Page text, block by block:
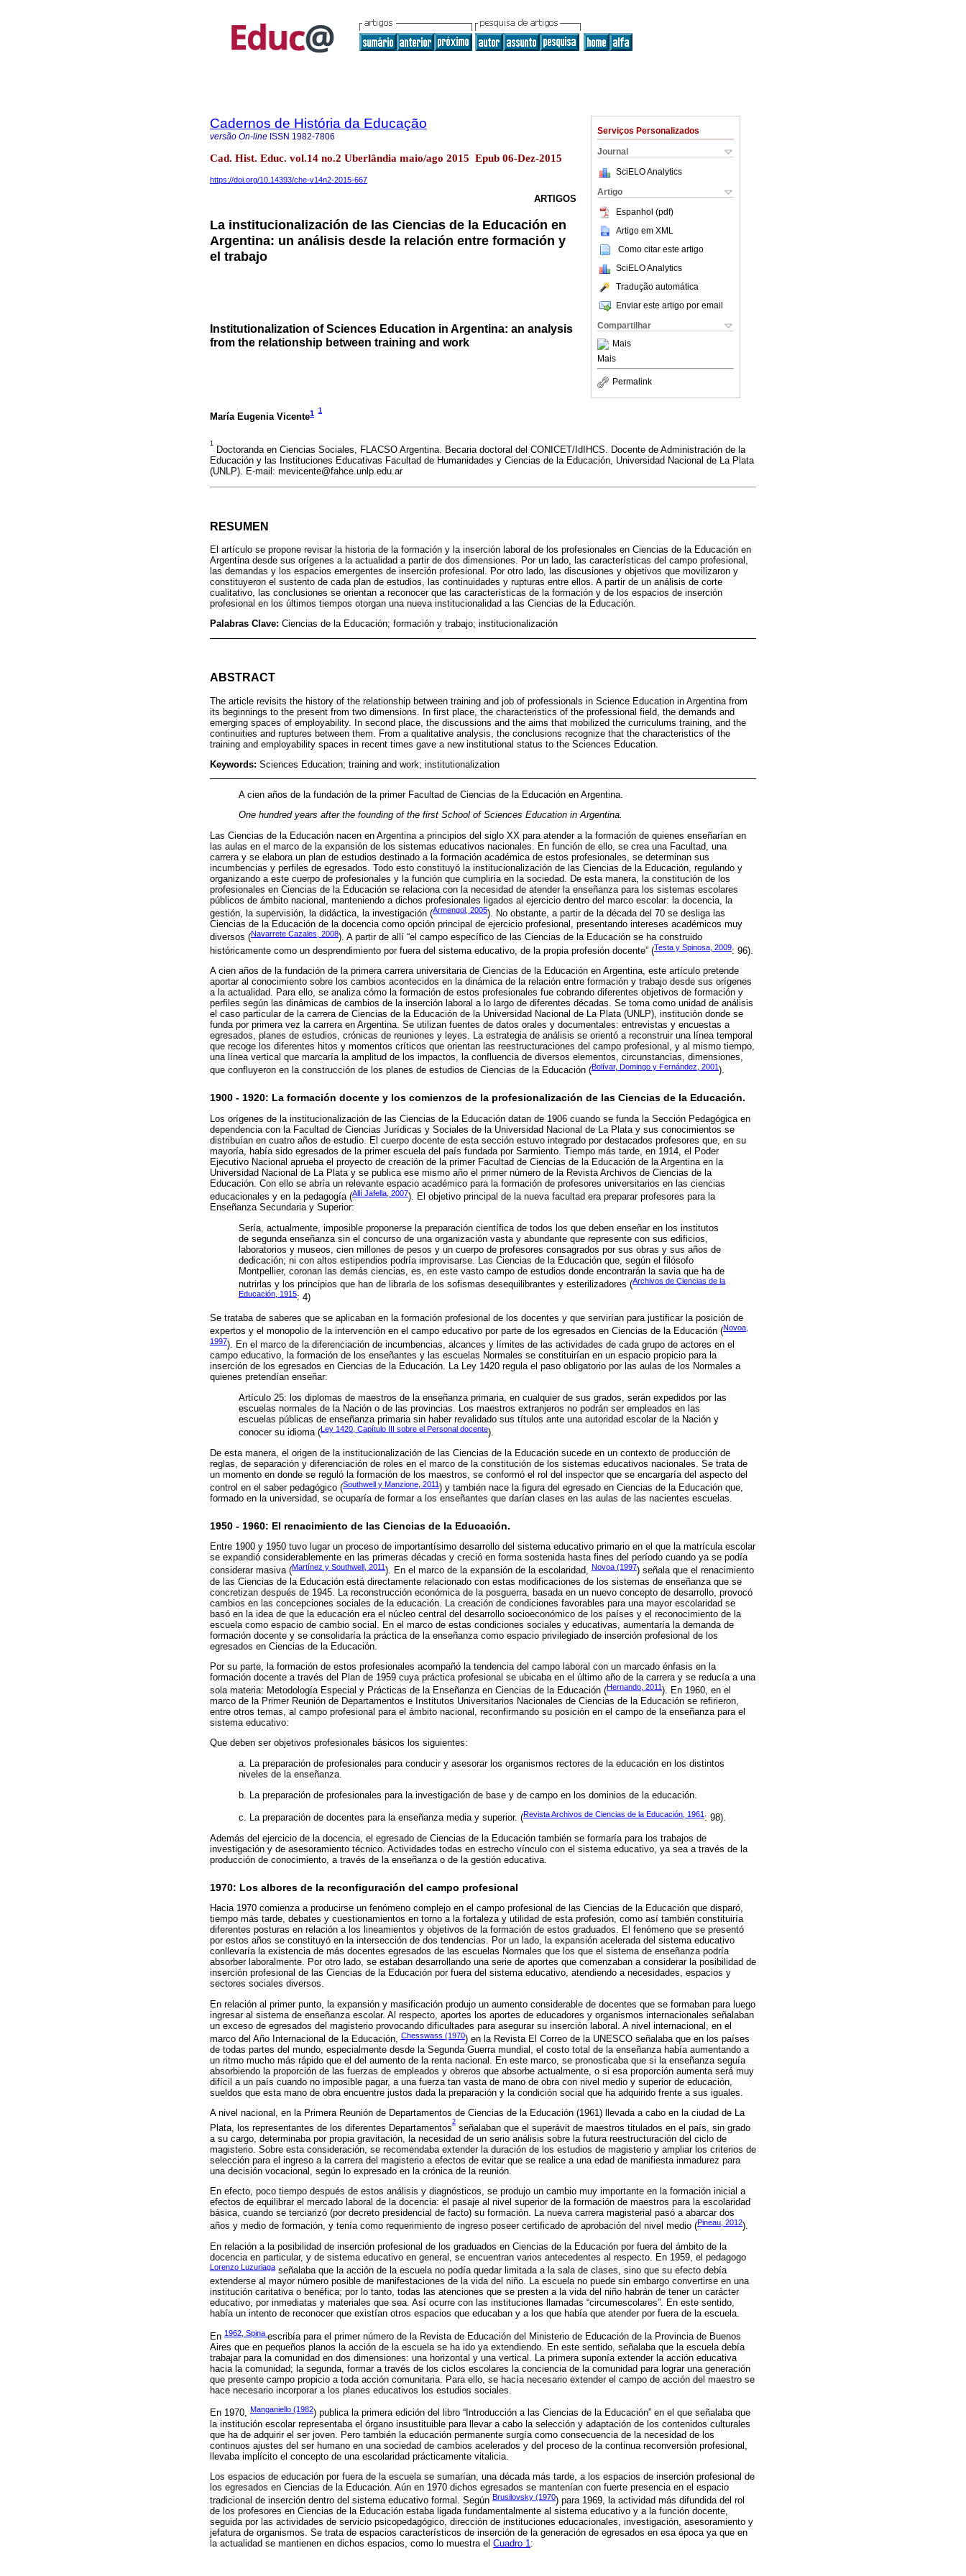
Serviços Personalizados
Journal
SciELO Analytics
Artigo
Espanhol (pdf)
Artigo em XML
Como citar este artigo
SciELO Analytics
Tradução automática
Enviar este artigo por email
Compartilhar
Mais
Mais
Permalink
Cadernos de História da Educação
versão On-line ISSN 1982-7806
Cad. Hist. Educ. vol.14 no.2 Uberlândia maio/ago 2015 Epub 06-Dez-2015
https://doi.org/10.14393/che-v14n2-2015-667
ARTIGOS
La institucionalización de las Ciencias de la Educación en
Argentina: un análisis desde la relación entre formación y
el trabajo
Institutionalization of Sciences Education in Argentina: an analysis
from the relationship between training and work
María Eugenia Vicente1 1
1
Doctoranda en Ciencias Sociales, FLACSO Argentina. Becaria doctoral del CONICET/IdIHCS. Docente de Administración de la
Educación y las Instituciones Educativas Facultad de Humanidades y Ciencias de la Educación, Universidad Nacional de La Plata
(UNLP). E-mail: mevicente@fahce.unlp.edu.ar
RESUMEN
El artículo se propone revisar la historia de la formación y la inserción laboral de los profesionales en Ciencias de la Educación en
Argentina desde sus orígenes a la actualidad a partir de dos dimensiones. Por un lado, las características del campo profesional,
las demandas y los espacios emergentes de inserción profesional. Por otro lado, las discusiones y objetivos que movilizaron y
constituyeron el sustento de cada plan de estudios, las continuidades y rupturas entre ellos. A partir de un análisis de corte
cualitativo, las conclusiones se orientan a reconocer que las características de la formación y de los espacios de inserción
profesional en los últimos tiempos otorgan una nueva institucionalidad a las Ciencias de la Educación.
Palabras Clave: Ciencias de la Educación; formación y trabajo; institucionalización
ABSTRACT
The article revisits the history of the relationship between training and job of professionals in Science Education in Argentina from
its beginnings to the present from two dimensions. In first place, the characteristics of the professional field, the demands and
emerging spaces of employability. In second place, the discussions and the aims that mobilized the curriculums training, and the
continuities and ruptures between them. From a qualitative analysis, the conclusions recognize that the characteristics of the
training and employability spaces in recent times gave a new institutional status to the Sciences Education.
Keywords: Sciences Education; training and work; institutionalization
A cien años de la fundación de la primer Facultad de Ciencias de la Educación en Argentina.
One hundred years after the founding of the first School of Sciences Education in Argentina.
Las Ciencias de la Educación nacen en Argentina a principios del siglo XX para atender a la formación de quienes enseñarían en
las aulas en el marco de la expansión de los sistemas educativos nacionales. En función de ello, se crea una Facultad, una
carrera y se elabora un plan de estudios destinado a la formación académica de estos profesionales, se determinan sus
incumbencias y perfiles de egresados. Todo esto constituyó la institucionalización de las Ciencias de la Educación, regulando y
organizando a este cuerpo de profesionales y la función que cumpliría en la sociedad. De esta manera, la constitución de los
profesionales en Ciencias de la Educación se relaciona con la necesidad de atender la enseñanza para los sistemas escolares
públicos de ámbito nacional, manteniendo a dichos profesionales ligados al ejercicio dentro del marco escolar: la docencia, la
gestión, la supervisión, la didáctica, la investigación (Armengol, 2005). No obstante, a partir de la década del 70 se desliga las
Ciencias de la Educación de la docencia como opción principal de ejercicio profesional, presentando intereses académicos muy
diversos (Navarrete Cazales, 2008). A partir de allí “el campo específico de las Ciencias de la Educación se ha construido
históricamente como un desprendimiento por fuera del sistema educativo, de la propia profesión docente” (Testa y Spinosa, 2009: 96).
A cien años de la fundación de la primera carrera universitaria de Ciencias de la Educación en Argentina, este artículo pretende
aportar al conocimiento sobre los cambios acontecidos en la dinámica de la relación entre formación y trabajo desde sus orígenes
a la actualidad. Para ello, se analiza cómo la formación de estos profesionales fue cobrando diferentes objetivos de formación y
perfiles según las dinámicas de cambios de la inserción laboral a lo largo de diferentes décadas. Se toma como unidad de análisis
el caso particular de la carrera de Ciencias de la Educación de la Universidad Nacional de La Plata (UNLP), institución donde se
funda por primera vez la carrera en Argentina. Se utilizan fuentes de datos orales y documentales: entrevistas y encuestas a
egresados, planes de estudios, crónicas de reuniones y leyes. La estrategia de análisis se orientó a reconstruir una línea temporal
que recoge los diferentes hitos y momentos críticos que orientan las reestructuraciones del campo profesional, y al mismo tiempo,
una línea vertical que marcaría la amplitud de los impactos, la confluencia de diversos elementos, circunstancias, dimensiones,
que confluyeron en la construcción de los planes de estudios de Ciencias de la Educación (Bolívar, Domingo y Fernández, 2001).
1900 - 1920: La formación docente y los comienzos de la profesionalización de las Ciencias de la Educación.
Los orígenes de la institucionalización de las Ciencias de la Educación datan de 1906 cuando se funda la Sección Pedagógica en
dependencia con la Facultad de Ciencias Jurídicas y Sociales de la Universidad Nacional de La Plata y sus conocimientos se
distribuían en cuatro años de estudio. El cuerpo docente de esta sección estuvo integrado por destacados profesores que, en su
mayoría, había sido egresados de la primer escuela del país fundada por Sarmiento. Tiempo más tarde, en 1914, el Poder
Ejecutivo Nacional aprueba el proyecto de creación de la primer Facultad de Ciencias de la Educación de la Argentina en la
Universidad Nacional de La Plata y se publica ese mismo año el primer número de la Revista Archivos de Ciencias de la
Educación. Con ello se abría un relevante espacio académico para la formación de profesores universitarios en las ciencias
educacionales y en la pedagogía (Allí Jafella, 2007). El objetivo principal de la nueva facultad era preparar profesores para la
Enseñanza Secundaria y Superior:
Sería, actualmente, imposible proponerse la preparación científica de todos los que deben enseñar en los institutos
de segunda enseñanza sin el concurso de una organización vasta y abundante que represente con sus edificios,
laboratorios y museos, cien millones de pesos y un cuerpo de profesores consagrados por sus obras y sus años de
dedicación; ni con altos estipendios podría improvisarse. Las Ciencias de la Educación que, según el filósofo
Montpellier, coronan las demás ciencias, es, en este vasto campo de estudios donde encontrarán la savia que ha de
nutrirlas y los principios que han de librarla de los sofismas desequilibrantes y esterilizadores (Archivos de Ciencias de la
Educación, 1915: 4)
Se trataba de saberes que se aplicaban en la formación profesional de los docentes y que servirían para justificar la posición de
expertos y el monopolio de la intervención en el campo educativo por parte de los egresados en Ciencias de la Educación (Novoa,
1997). En el marco de la diferenciación de incumbencias, alcances y límites de las actividades de cada grupo de actores en el
campo educativo, la formación de los enseñantes y las escuelas Normales se constituirían en un espacio propicio para la
inserción de los egresados en Ciencias de la Educación. La Ley 1420 regula el paso obligatorio por las aulas de los Normales a
quienes pretendían enseñar:
Artículo 25: los diplomas de maestros de la enseñanza primaria, en cualquier de sus grados, serán expedidos por las
escuelas normales de la Nación o de las provincias. Los maestros extranjeros no podrán ser empleados en las
escuelas públicas de enseñanza primaria sin haber revalidado sus títulos ante una autoridad escolar de la Nación y
conocer su idioma (Ley 1420, Capítulo III sobre el Personal docente).
De esta manera, el origen de la institucionalización de las Ciencias de la Educación sucede en un contexto de producción de
reglas, de separación y diferenciación de roles en el marco de la constitución de los sistemas educativos nacionales. Se trata de
un momento en donde se reguló la formación de los maestros, se conformó el rol del inspector que se encargaría del aspecto del
control en el saber pedagógico (Southwell y Manzione, 2011) y también nace la figura del egresado en Ciencias de la Educación que,
formado en la universidad, se ocuparía de formar a los enseñantes que darían clases en las aulas de las nacientes escuelas.
1950 - 1960: El renacimiento de las Ciencias de la Educación.
Entre 1900 y 1950 tuvo lugar un proceso de importantísimo desarrollo del sistema educativo primario en el que la matrícula escolar
se expandió considerablemente en las primeras décadas y creció en forma sostenida hasta fines del período cuando ya se podía
considerar masiva (Martínez y Southwell, 2011 ). En el marco de la expansión de la escolaridad, Novoa (1997) señala que el renacimiento
de las Ciencias de la Educación está directamente relacionado con estas modificaciones de los sistemas de enseñanza que se
concretizan después de 1945. La reconstrucción económica de la posguerra, basada en un nuevo concepto de desarrollo, provocó
cambios en las concepciones sociales de la educación. La creación de condiciones favorables para una mayor escolaridad se
basó en la idea de que la educación era el núcleo central del desarrollo socioeconómico de los países y el reconocimiento de la
escuela como espacio de cambio social. En el marco de estas condiciones sociales y educativas, aumentaría la demanda de
formación docente y se consolidaría la práctica de la enseñanza como espacio privilegiado de inserción profesional de los
egresados en Ciencias de la Educación.
Por su parte, la formación de estos profesionales acompañó la tendencia del campo laboral con un marcado énfasis en la
formación docente a través del Plan de 1959 cuya práctica profesional se ubicaba en el último año de la carrera y se reducía a una
sola materia: Metodología Especial y Prácticas de la Enseñanza en Ciencias de la Educación (Hernando, 2011). En 1960, en el
marco de la Primer Reunión de Departamentos e Institutos Universitarios Nacionales de Ciencias de la Educación se refirieron,
entre otros temas, al campo profesional para el ámbito nacional, reconfirmando su posición en el campo de la enseñanza para el
sistema educativo:
Que deben ser objetivos profesionales básicos los siguientes:
a. La preparación de profesionales para conducir y asesorar los organismos rectores de la educación en los distintos
niveles de la enseñanza.
b. La preparación de profesionales para la investigación de base y de campo en los dominios de la educación.
c. La preparación de docentes para la enseñanza media y superior. (Revista Archivos de Ciencias de la Educación, 1961 : 98).
Además del ejercicio de la docencia, el egresado de Ciencias de la Educación también se formaría para los trabajos de
investigación y de asesoramiento técnico. Actividades todas en estrecho vínculo con el sistema educativo, ya sea a través de la
producción de conocimiento, a través de la enseñanza o de la gestión educativa.
1970: Los albores de la reconfiguración del campo profesional
Hacia 1970 comienza a producirse un fenómeno complejo en el campo profesional de las Ciencias de la Educación que disparó,
tiempo más tarde, debates y cuestionamientos en torno a la fortaleza y utilidad de esta profesión, como así también constituiría
diferentes posturas en relación a los lineamientos y objetivos de la formación de estos graduados. El fenómeno que se presentó
por estos años se constituyó en la intersección de dos tendencias. Por un lado, la expansión acelerada del sistema educativo
conllevaría la existencia de más docentes egresados de las escuelas Normales que los que el sistema de enseñanza podría
absorber laboralmente. Por otro lado, se estaban desarrollando una serie de aportes que comenzaban a considerar la posibilidad de
inserción profesional de las Ciencias de la Educación por fuera del sistema educativo, atendiendo a necesidades, espacios y
sectores sociales diversos.
En relación al primer punto, la expansión y masificación produjo un aumento considerable de docentes que se formaban para luego
ingresar al sistema de enseñanza escolar. Al respecto, aportes los aportes de educadores y organismos internacionales señalaban
un exceso de egresados del magisterio provocando dificultades para asegurar su inserción laboral. A nivel internacional, en el
marco del Año Internacional de la Educación,
Chesswass (1970) en la Revista El Correo de la UNESCO señalaba que en los países
de todas partes del mundo, especialmente desde la Segunda Guerra mundial, el costo total de la enseñanza había aumentando a
un ritmo mucho más rápido que el del aumento de la renta nacional. En este marco, se pronosticaba que si la enseñanza seguía
absorbiendo la proporción de las fuerzas de empleados y obreros que absorbe actualmente, o si esa proporción aumenta será muy
difícil a un país cuando no imposible pagar, a una fuerza tan vasta de mano de obra con nivel medio y superior de educación,
sueldos que esta mano de obra encuentre justos dada la preparación y la condición social que ha adquirido frente a sus iguales.
A nivel nacional, en la Primera Reunión de Departamentos de Ciencias de la Educación (1961) llevada a cabo en la ciudad de La
Plata, los representantes de los diferentes Departamentos
2
señalaban que el superávit de maestros titulados en el país, sin grado
a su cargo, determinaba por propia gravitación, la necesidad de un serio análisis sobre la futura reestructuración del ciclo de
magisterio. Sobre esta consideración, se recomendaba extender la duración de los estudios de magisterio y ampliar los criterios de
selección para el ingreso a la carrera del magisterio a efectos de evitar que se realice a una edad de manifiesta inmadurez para
una decisión vocacional, según lo expresado en la crónica de la reunión.
En efecto, poco tiempo después de estos análisis y diagnósticos, se produjo un cambio muy importante en la formación inicial a
efectos de equilibrar el mercado laboral de la docencia: el pasaje al nivel superior de la formación de maestros para la escolaridad
básica, cuando se terciarizó (por decreto presidencial de facto) su formación. La nueva carrera magisterial pasó a abarcar dos
años y medio de formación, y tenía como requerimiento de ingreso poseer certificado de aprobación del nivel medio (Pineau, 2012).
En relación a la posibilidad de inserción profesional de los graduados en Ciencias de la Educación por fuera del ámbito de la
docencia en particular, y de sistema educativo en general, se encuentran varios antecedentes al respecto. En 1959, el pedagogo
Lorenzo Luzuriaga señalaba que la acción de la escuela no podía quedar limitada a la sala de clases, sino que su efecto debía
extenderse al mayor número posible de manifestaciones de la vida del niño. La escuela no puede sin embargo convertirse en una
institución caritativa o benéfica; por lo tanto, todas las atenciones que se presten a la vida del niño habrán de tener un carácter
educativo, por inmediatas y materiales que sea. Así ocurre con las instituciones llamadas “circumescolares”. En este sentido,
había un intento de reconocer que existían otros espacios que educaban y a los que había que atender por fuera de la escuela.
En 1962, Spina escribía para el primer número de la Revista de Educación del Ministerio de Educación de la Provincia de Buenos
Aires que en pequeños planos la acción de la escuela se ha ido ya extendiendo. En este sentido, señalaba que la escuela debía
trabajar para la comunidad en dos dimensiones: una horizontal y una vertical. La primera suponía extender la acción educativa
hacia la comunidad; la segunda, formar a través de los ciclos escolares la conciencia de la comunidad para lograr una generación
que presente campo propicio a toda acción comunitaria. Para ello, se hacía necesario extender el campo de acción del maestro se
hace necesario incorporar a los planes educativos los estudios sociales.
En 1970, Manganiello (1982) publica la primera edición del libro “Introducción a las Ciencias de la Educación” en el que señalaba que
la institución escolar representaba el órgano insustituible para llevar a cabo la selección y adaptación de los contenidos culturales
que ha de adquirir el ser joven. Pero también la educación permanente surgía como consecuencia de la necesidad de los
continuos ajustes del ser humano en una sociedad de cambios acelerados y del proceso de la continua reconversión profesional,
llevaba implícito el concepto de una escolaridad prácticamente vitalicia.
Los espacios de educación por fuera de la escuela se sumarían, una década más tarde, a los espacios de inserción profesional de
los egresados en Ciencias de la Educación. Aún en 1970 dichos egresados se mantenían con fuerte presencia en el espacio
tradicional de inserción dentro del sistema educativo formal. Según Brusilovsky (1970) para 1969, la actividad más difundida del rol
de los profesores en Ciencias de la Educación estaba ligada fundamentalmente al sistema educativo y a la función docente,
seguida por las actividades de servicio psicopedagógico, dirección de instituciones educacionales, investigación, asesoramiento y
jefatura de organismos. Se trata de espacios característicos de inserción de la generación de egresados en esa época ya que en
la actualidad se mantienen en dichos espacios, como lo muestra el Cuadro 1: